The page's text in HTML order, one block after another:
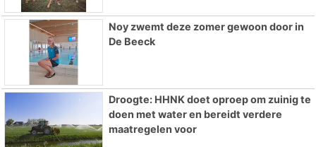
Noy zwemt deze zomer gewoon door in
De Beeck
Droogte: HHNK doet oproep om zuinig te
doen met water en bereidt verdere
maatregelen voor